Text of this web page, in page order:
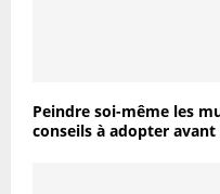
Peindre soi-même les
conseils à adopter avant